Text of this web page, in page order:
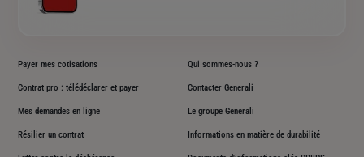
Payer mes cotisations
Contrat pro : télédéclarer et payer
Mes demandes en ligne
Résilier un contrat
Qui sommes-nous ?
Contacter Generali
Le groupe Generali
Informations en matière de durabilité